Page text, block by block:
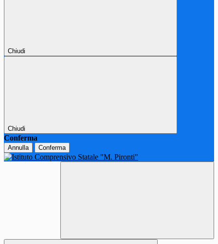
Chiudi
Chiudi
Conferma
Annulla Conferma